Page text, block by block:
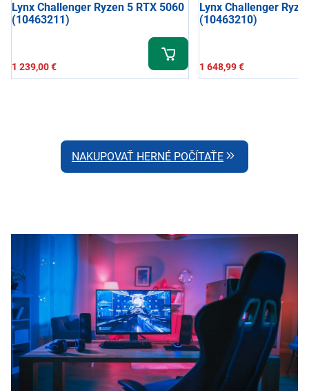
Lynx Challenger Ryzen 5 RTX 5060
(10463211)
1 239,00 €
Lynx Challenger
(10463210)
1 648,99 €
NAKUPOVAŤ HERNÉ POČÍTAŤE